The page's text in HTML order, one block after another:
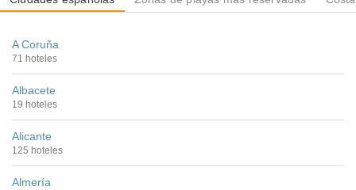
A Coruña
71 hoteles
Albacete
19 hoteles
Alicante
125 hoteles
Almería